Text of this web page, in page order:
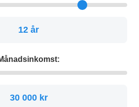
12 år
30 000 kr